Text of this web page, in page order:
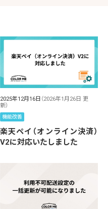
2025年12月16日 （2026年1月26日 更
新）
機能改善
楽天ペイ（オンライン決済）
V2に対応いたしました